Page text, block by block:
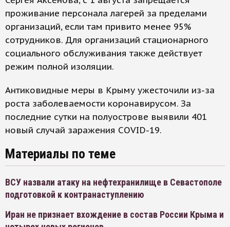
проживание персонала лагерей за пределами
организаций, если там привито менее 95%
сотрудников. Для организаций стационарного
социального обслуживания также действует
режим полной изоляции.
Антиковидные меры в Крыму ужесточили из-за
роста заболеваемости коронавирусом. За
последние сутки на полуострове выявили 401
новый случай заражения COVID-19.
Материалы по теме
ВСУ назвали атаку на нефтехранилище в Севастополе
подготовкой к контранаступлению
Иран не признает вхождение в состав России Крыма и